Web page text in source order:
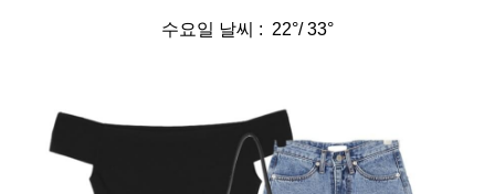
수요일 날씨 : 22°/ 33°